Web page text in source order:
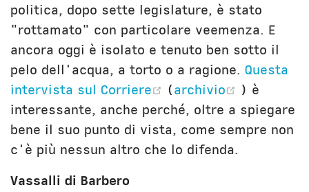
politica, dopo sette legislature, è stato
"rottamato" con particolare veemenza. E
ancora oggi è isolato e tenuto ben sotto il
pelo dell'acqua, a torto o a ragione. Questa
intervista sul Corriere
(opens new window)
(archivio (opens
) è
interessante, anche perché, oltre a spiegare
bene il suo punto di vista, come sempre non
c'è più nessun altro che lo difenda.
Vassalli di Barbero